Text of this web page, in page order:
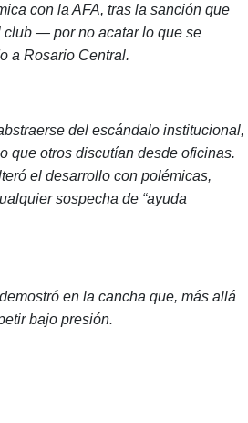
con la AFA, tras la sanción que
— por no acatar lo que se
a Rosario Central.
del escándalo institucional,
que otros discutían desde oficinas.
el desarrollo con polémicas,
sospecha de “ayuda
en la cancha que, más allá
bajo presión.